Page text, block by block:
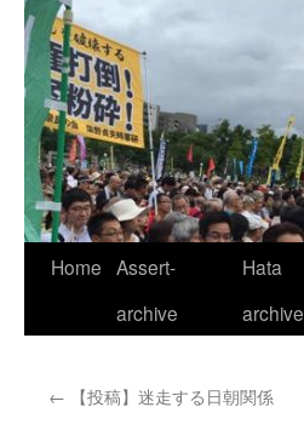
プ
Home Assert-
archive
Hata
archive
← 【投稿】迷走する日朝関係